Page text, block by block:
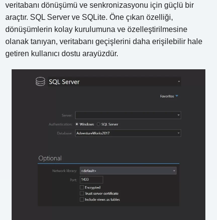
veritabanı dönüşümü ve senkronizasyonu için güçlü bir
araçtır. SQL Server ve SQLite. Öne çıkan özelliği,
dönüşümlerin kolay kurulumuna ve özelleştirilmesine
olanak tanıyan, veritabanı geçişlerini daha erişilebilir hale
getiren kullanıcı dostu arayüzdür.